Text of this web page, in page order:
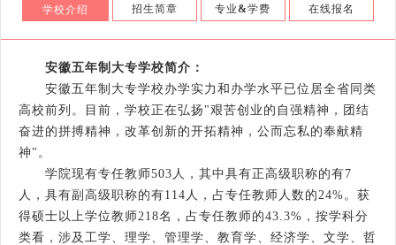
学校介绍 招生简章 专业&学费 在线报名
安徽五年制大专学校简介：
安徽五年制大专学校办学实力和办学水平已位居全省同类
高校前列。目前，学校正在弘扬"艰苦创业的自强精神，团结
奋进的拼搏精神，改革创新的开拓精神，公而忘私的奉献精
神"。
学院现有专任教师503人，其中具有正高级职称的有7
人，具有副高级职称的有114人，占专任教师人数的24%。获
得硕士以上学位教师218名，占专任教师的43.3%，按学科分
类看，涉及工学、理学、管理学、教育学、经济学、文学、哲